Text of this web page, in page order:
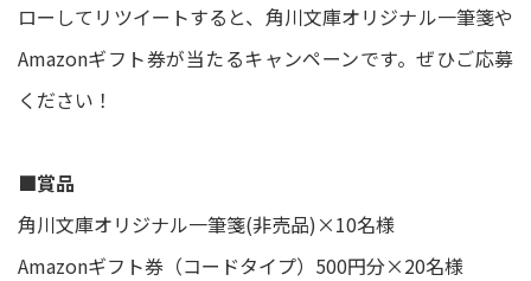
ローしてリツイートすると、角川文庫オリジナル一筆箋や
Amazonギフト券が当たるキャンペーンです。ぜひご応募
ください！
■賞品
角川文庫オリジナル一筆箋(非売品)×10名様
Amazonギフト券（コードタイプ）500円分×20名様